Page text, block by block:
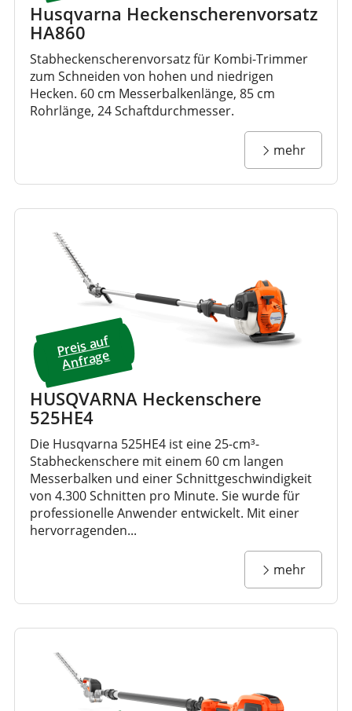
Husqvarna Heckenscherenvorsatz
HA860
Stabheckenscherenvorsatz für Kombi-Trimmer
zum Schneiden von hohen und niedrigen
Hecken. 60 cm Messerbalkenlänge, 85 cm
Rohrlänge, 24 Schaftdurchmesser.
mehr
Preis a
uf
A
nfrage
HUSQVARNA Heckenschere
525HE4
Die Husqvarna 525HE4 ist eine 25-cm³-
Stabheckenschere mit einem 60 cm langen
Messerbalken und einer Schnittgeschwindigkeit
von 4.300 Schnitten pro Minute. Sie wurde für
professionelle Anwender entwickelt. Mit einer
hervorragenden...
mehr